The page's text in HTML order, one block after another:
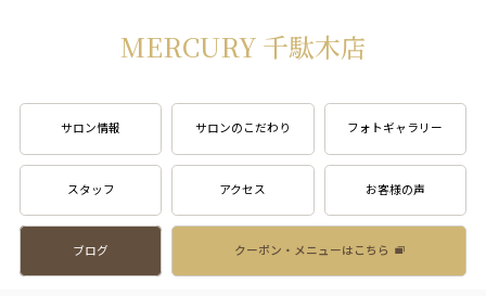
MERCURY 千駄木店
サロン情報 サロンのこだわり フォトギャラリー
スタッフ アクセス お客様の声
ブログ クーポン・メニューはこちら